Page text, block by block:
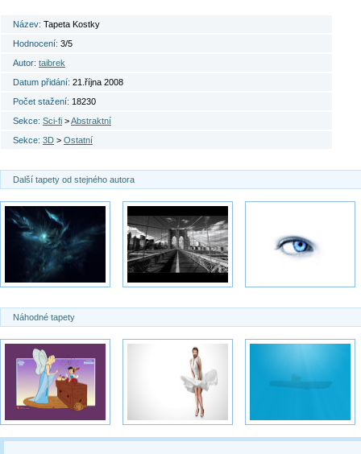
Název: Tapeta Kostky
Hodnocení: 3/5
Autor: taibrek
Datum přidání: 21.října 2008
Počet stažení: 18230
Sekce: Sci-fi >Abstraktní
Sekce: 3D > Ostatní
Další tapety od stejného autora
Náhodné tapety